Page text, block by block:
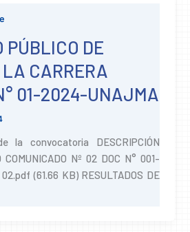
PÚBLICO DE
CARRERA
01-2024-UNAJMA
la convocatoria DESCRIPCIÓN
COMUNICADO Nº 02 DOC N° 001-
(61.66 KB) RESULTADOS DE